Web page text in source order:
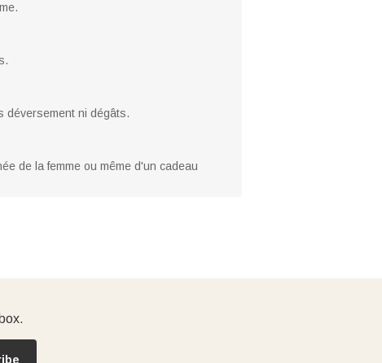
déversement ni dégâts.
de la femme ou même d'un cadeau